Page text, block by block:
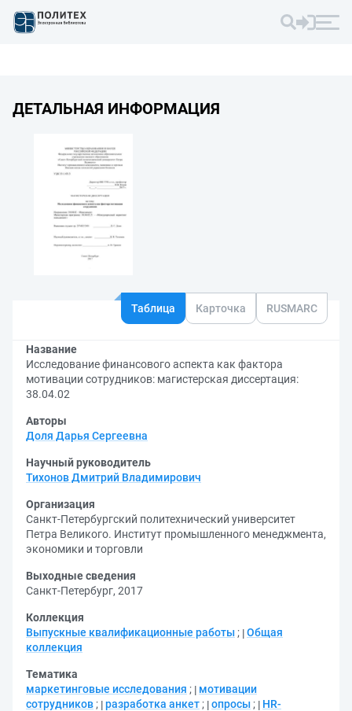
ДЕТАЛЬНАЯ ИНФОРМАЦИЯ
Таблица Карточка RUSMARC
Название
Исследование финансового аспекта как фактора
мотивации сотрудников: магистерская диссертация:
38.04.02
Авторы
Доля Дарья Сергеевна
Научный руководитель
Тихонов Дмитрий Владимирович
Организация
Санкт-Петербургский политехнический университет
Петра Великого. Институт промышленного менеджмента,
экономики и торговли
Выходные сведения
Санкт-Петербург, 2017
Коллекция
Выпускные квалификационные работы ; Общая
коллекция
Тематика
маркетинговые исследования ;
мотивации
сотрудников ; разработка анкет ; опросы ;
HR-